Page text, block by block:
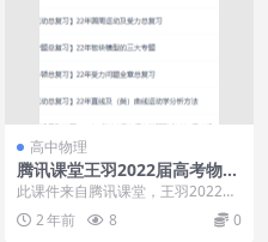
高中物理
腾讯课堂王羽2022届高考物理
二轮复习寒春联报二轮寒假班
此课件来自腾讯课堂，王羽2022届
高考物理二轮复习寒春联报二轮寒
假班更新17讲。...
2 年前 8 0